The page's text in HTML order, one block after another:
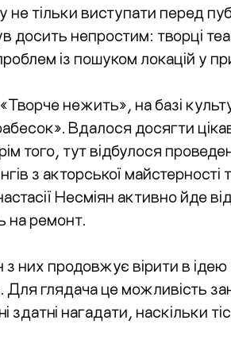
не тільки виступати перед
досить непростим: творці
із пошуком локацій у
нежить», на базі
Вдалося досягти
того, тут відбулося
з акторської майстерності
Несміян активно йде
на ремонт.
продовжує вірити в ідею
глядача це можливість
нагадати, наскільки